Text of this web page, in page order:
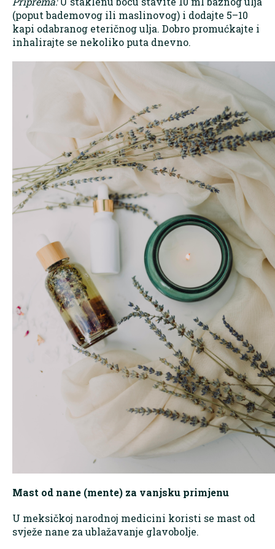
(poput bademovog ili maslinovog) i dodajte 5–10
kapi odabranog eteričnog ulja. Dobro promućkajte i
inhalirajte se nekoliko puta dnevno.
Mast od nane (mente) za vanjsku primjenu
U meksičkoj narodnoj medicini koristi se mast od
svježe nane za ublažavanje glavobolje.